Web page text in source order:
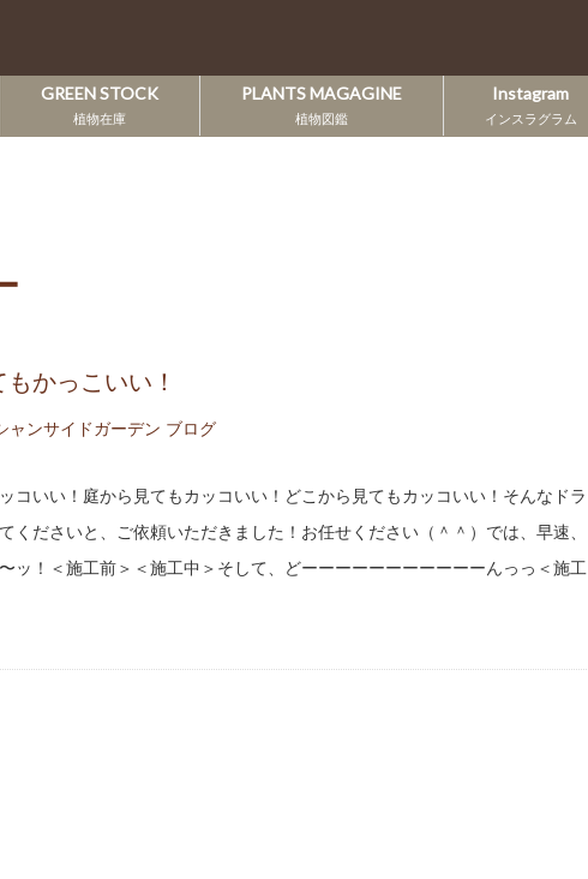
GREEN STOCK
植物在庫
PLANTS MAGAGINE
植物図鑑
Instagram
インスラグラム
かっこいい！
ャンサイドガーデン ブログ
コいい！庭から見てもカッコいい！どこから見てもカッコいい！そんなドラ
くださいと、ご依頼いただきました！お任せください（＾＾）では、早速、
ッ！＜施工前＞＜施工中＞そして、どーーーーーーーーーーーんっっ＜施工